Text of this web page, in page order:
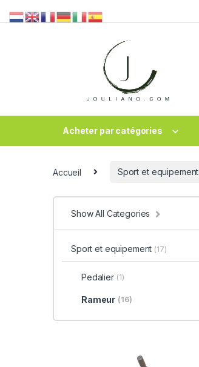
Acheter par catégories
Accueil Sport et equipement
Show All Categories
Sport et equipement (17)
Pedalier (1)
Rameur (16)